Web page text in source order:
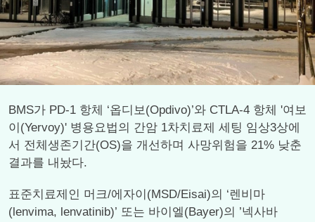
BMS가 PD-1 항체 ‘옵디보(Opdivo)’와 CTLA-4 항체 '여보
이(Yervoy)' 병용요법의 간암 1차치료제 세팅 임상3상에
서 전체생존기간(OS)을 개선하며 사망위험을 21% 낮춘
결과를 내놨다.
표준치료제인 머크/에자이(MSD/Eisai)의 ‘렌비마
(lenvima, lenvatinib)’ 또는 바이엘(Bayer)의 ’넥사바